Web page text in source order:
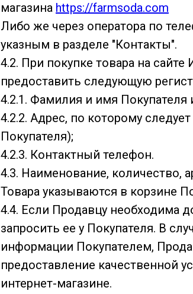
магазина https://farmsoda.com
Либо же через оператора по
указным в разделе "Контакты".
4.2. При покупке товара на сайте
предоставить следующую
4.2.1. Фамилия и имя Покупателя
4.2.2. Адрес, по которому
Покупателя);
4.2.3. Контактный телефон.
4.3. Наименование, количество,
Товара указываются в корзине
4.4. Если Продавцу необходима
запросить ее у Покупателя. В
информации Покупателем,
предоставление качественной
интернет-магазине.